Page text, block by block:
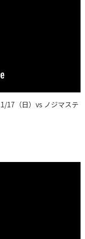
17（日）vs ノジマステ